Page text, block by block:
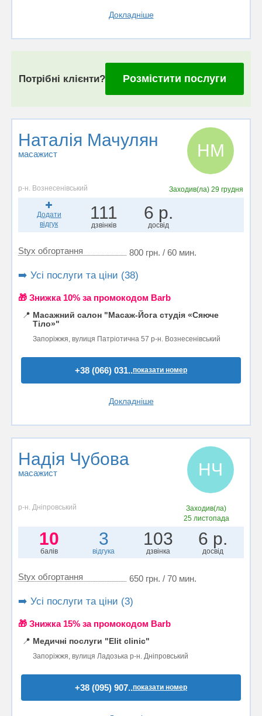
Докладніше
Потрібні клієнти? Розмістити послуги
Наталія Мачулян
масажист НМ
р-н. Вознесенівський Заходив(ла)29 грудня
Додати
відгук
111
дзвінків
6 р.
досвід
Styx обгортання 800 грн. / 60 мин.
➡️ Усі послуги та ціни (38)
🎁 Знижка 10% за промокодом Barb
📍 Масажний салон "Масаж-Йога студія «Сяюче
Тіло»"
Запоріжжя, вулиця Патріотична 57 р-н. Вознесенівський
+38 (066) 031..показати номер
Докладніше
Надія Чубова
масажист НЧ
р-н. Дніпровський
Заходив(ла)
25 листопада
10
балів
3
відгука
103
дзвінка
6 р.
досвід
Styx обгортання 650 грн. / 70 мин.
➡️ Усі послуги та ціни (3)
🎁 Знижка 15% за промокодом Barb
📍 Медичні послуги "Elit clinic"
Запоріжжя, вулиця Ладозька р-н. Дніпровський
+38 (095) 907..показати номер